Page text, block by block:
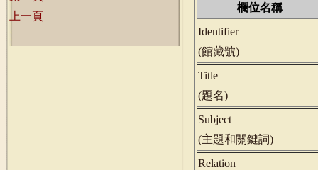
上一頁
欄位名稱
Identifier
(館藏號)
Title
(題名)
Subject
(主題和關鍵詞)
Relation